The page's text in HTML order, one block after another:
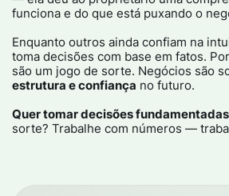
funciona e do que está puxando o
Enquanto outros ainda confiam na
toma decisões com base em fatos.
são um jogo de sorte. Negócios são
estrutura e confiança no futuro.
Quer tomar decisões
sorte? Trabalhe com números —